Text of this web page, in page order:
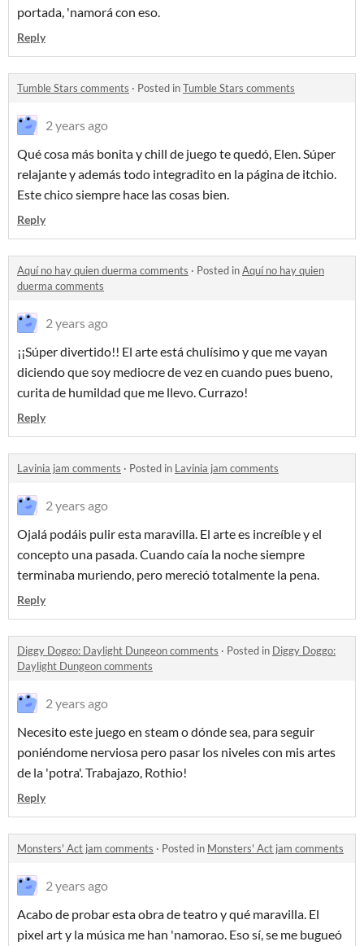
portada, 'namorá con eso.
Reply
Tumble Stars comments · Posted inTumble Stars comments
2 years ago
Qué cosa más bonita y chill de juego te quedó, Elen. Súper
relajante y además todo integradito en la página de itchio.
Este chico siempre hace las cosas bien.
Reply
Aquí no hay quien duerma comments · Posted inAquí no hay quien
duerma comments
2 years ago
¡¡Súper divertido!! El arte está chulísimo y que me vayan
diciendo que soy mediocre de vez en cuando pues bueno,
curita de humildad que me llevo. Currazo!
Reply
Lavinia jam comments · Posted in Lavinia jam comments
2 years ago
Ojalá podáis pulir esta maravilla. El arte es increíble y el
concepto una pasada. Cuando caía la noche siempre
terminaba muriendo, pero mereció totalmente la pena.
Reply
Diggy Doggo: Daylight Dungeon comments · Posted in Diggy Doggo:
Daylight Dungeon comments
2 years ago
Necesito este juego en steam o dónde sea, para seguir
poniéndome nerviosa pero pasar los niveles con mis artes
de la 'potra'. Trabajazo, Rothio!
Reply
Monsters' Act jam comments · Posted in Monsters' Act jam comments
2 years ago
Acabo de probar esta obra de teatro y qué maravilla. El
pixel art y la música me han 'namorao. Eso sí, se me bugueó